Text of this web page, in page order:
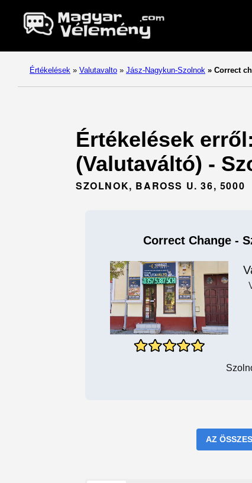
Értékelések » Valutavalto » Jász-Nagykun-Szolnok » Correct
Értékelések
(Valutaváltó) -
SZOLNOK, BAROSS U. 36, 5000
Correct Change -
AZ